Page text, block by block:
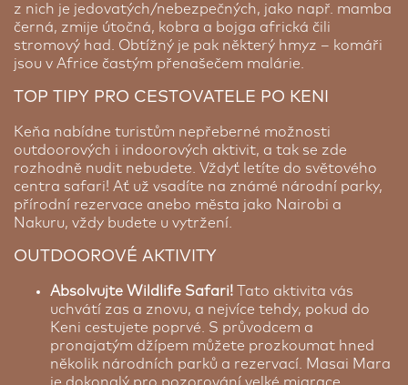
z nich je jedovatých/nebezpečných, jako např. mamba
černá, zmije útočná, kobra a bojga africká čili
stromový had. Obtížný je pak některý hmyz – komáři
jsou v Africe častým přenašečem malárie.
TOP TIPY PRO CESTOVATELE PO KENI
Keňa nabídne turistům nepřeberné možnosti
outdoorových i indoorových aktivit, a tak se zde
rozhodně nudit nebudete. Vždyť letíte do světového
centra safari! Ať už vsadíte na známé národní parky,
přírodní rezervace anebo města jako Nairobi a
Nakuru, vždy budete u vytržení.
OUTDOOROVÉ AKTIVITY
Absolvujte Wildlife Safari! Tato aktivita vás
uchvátí zas a znovu, a nejvíce tehdy, pokud do
Keni cestujete poprvé. S průvodcem a
pronajatým džípem můžete prozkoumat hned
několik národních parků a rezervací. Masai Mara